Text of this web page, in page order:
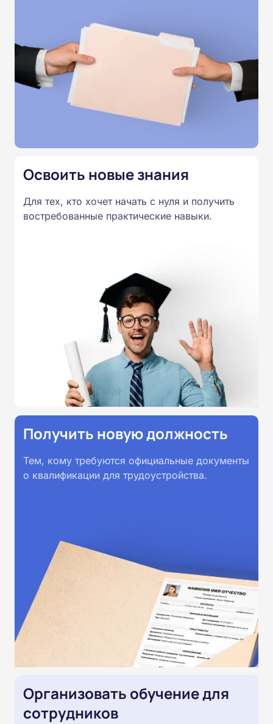
аттестация проводится дистанционно. По
завершении курса выдаётся удостоверение о
повышении квалификации.
Освоить новые знания
Для тех, кто хочет начать с нуля и получить
востребованные практические навыки.
Получить новую должность
Тем, кому требуются официальные документы
о квалификации для трудоустройства.
Организовать обучение для
сотрудников